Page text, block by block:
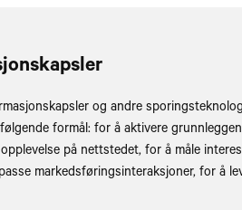
og andre
formål: for å aktivere
på nettstedet, for å måle
markedsføringsinteraksjoner, for å
for Fulufjellet,
987